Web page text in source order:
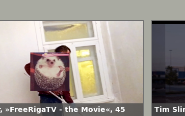
»FreeRigaTV - the Movie«, 45
Tim